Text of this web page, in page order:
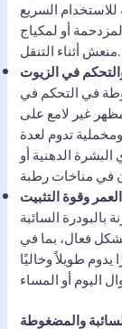
السريع
أو لمكياج
منعش أثناء التنقل.
في التحكم في
غير لامع على
تدوم لعدة
الدهنية أو
بالبودرة السائبة
فعال، بما في
طويلاً وخاليًا